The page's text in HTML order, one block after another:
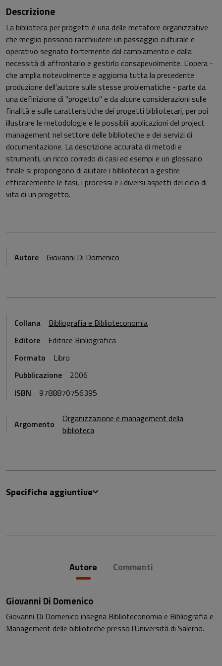
Descrizione
La biblioteca per progetti è una delle metafore organizzative
che meglio possono racchiudere un passaggio culturale e
operativo segnato fortemente dal cambiamento e dalla
necessità di affrontarlo e gestirlo consapevolmente. L'opera -
che amplia notevolmente e aggiorna tutta la precedente
produzione dell'autore sulle stesse problematiche - parte da
una definizione di "progetto" e da alcune considerazioni sulle
finalità e sulle caratteristiche dei progetti bibliotecari, per poi
illustrare le metodologie e le possibili applicazioni del project
management nel settore delle biblioteche e dei servizi di
documentazione. La descrizione accurata di metodi e
strumenti, un ricco corredo di casi ed esempi e un glossario
finale si propongono di aiutare i bibliotecari a gestire
efficacemente le fasi, i processi e i diversi aspetti del ciclo di
vita di un progetto.
Autore Giovanni Di Domenico
Collana
Bibliografia e Biblioteconomia
Editore
Editrice Bibliografica
Formato
Libro
Pubblicazione
2006
ISBN
9788870756395
Argomento
Organizzazione e management della
biblioteca
Specifiche aggiuntive
Autore Commenti
Giovanni Di Domenico
Giovanni Di Domenico insegna Biblioteconomia e Bibliografia e
Management delle biblioteche presso l’Università di Salerno.